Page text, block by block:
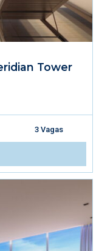
Tower
3 Vagas